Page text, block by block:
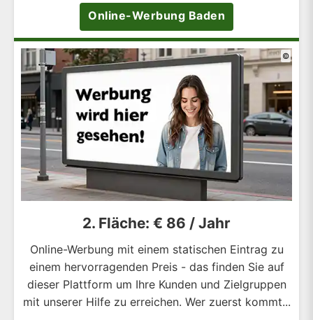
Online-Werbung Baden
©
2. Fläche: € 86 / Jahr
Online-Werbung mit einem statischen Eintrag zu
einem hervorragenden Preis - das finden Sie auf
dieser Plattform um Ihre Kunden und Zielgruppen
mit unserer Hilfe zu erreichen. Wer zuerst kommt...